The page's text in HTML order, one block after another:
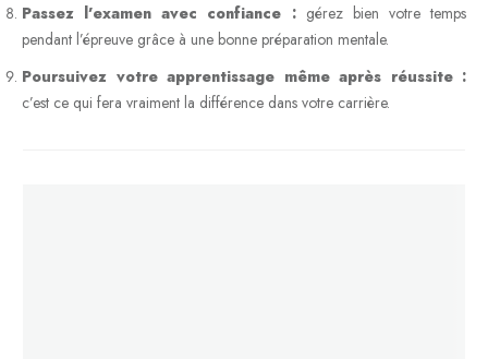
Passez l’examen avec confiance :gérez bien votre temps
pendant l’épreuve grâce à une bonne préparation mentale.
Poursuivez votre apprentissage même après réussite :
c’est ce qui fera vraiment la différence dans votre carrière.